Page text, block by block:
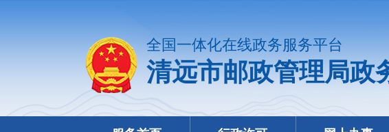
全国一体化在线政务服务平台
清远市邮政管理局政